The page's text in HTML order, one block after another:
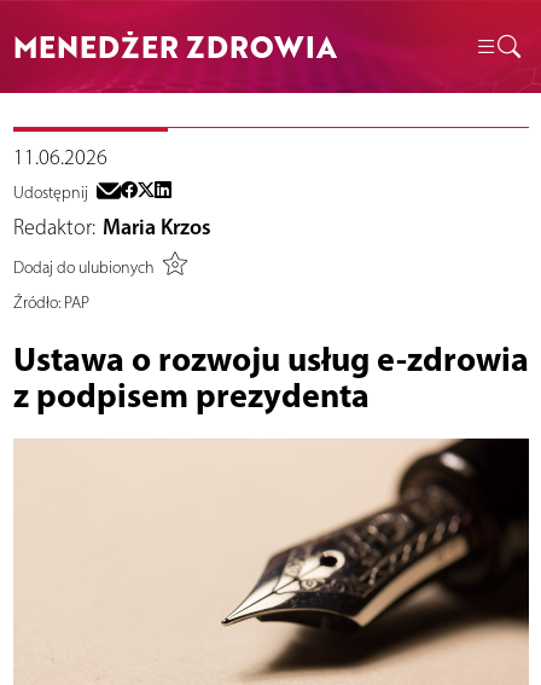
MENEDŻER ZDROWIA
11.06.2026
Udostępnij
Redaktor: Maria Krzos
Dodaj do ulubionych
Źródło:PAP
Ustawa o rozwoju usług e-zdrowia
z podpisem prezydenta